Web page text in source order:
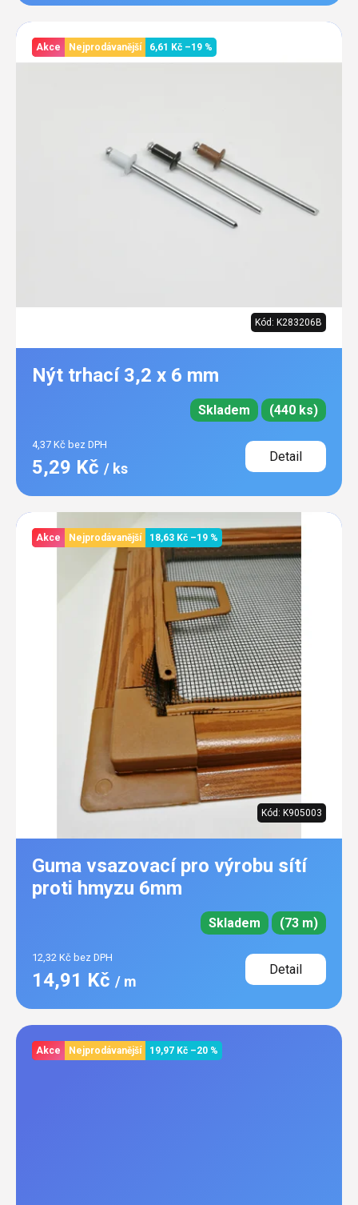
Akce Nejprodávanější 6,61 Kč –19 %
Kód: K283206B
Nýt trhací 3,2 x 6 mm
Skladem (440 ks)
4,37 Kč bez DPH
5,29 Kč / ks
Detail
Akce Nejprodávanější 18,63 Kč –19 %
Kód: K905003
Guma vsazovací pro výrobu sítí
proti hmyzu 6mm
Skladem (73 m)
12,32 Kč bez DPH
14,91 Kč / m
Detail
Akce Nejprodávanější 19,97 Kč –20 %